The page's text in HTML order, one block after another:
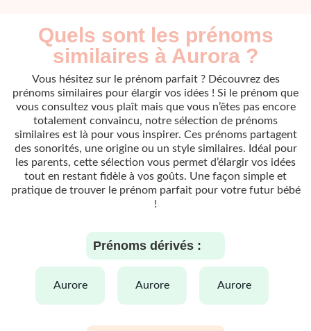
Quels sont les prénoms
similaires à Aurora ?
Vous hésitez sur le prénom parfait ? Découvrez des
prénoms similaires pour élargir vos idées ! Si le prénom que
vous consultez vous plaît mais que vous n’êtes pas encore
totalement convaincu, notre sélection de prénoms
similaires est là pour vous inspirer. Ces prénoms partagent
des sonorités, une origine ou un style similaires. Idéal pour
les parents, cette sélection vous permet d’élargir vos idées
tout en restant fidèle à vos goûts. Une façon simple et
pratique de trouver le prénom parfait pour votre futur bébé
!
Prénoms dérivés :
aurore aurore aurore